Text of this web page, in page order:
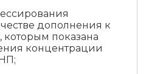
дополнения к
которым показана
концентрации